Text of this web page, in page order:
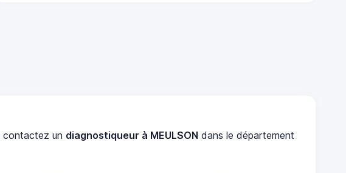
contactez un diagnostiqueur à MEULSON dans le département